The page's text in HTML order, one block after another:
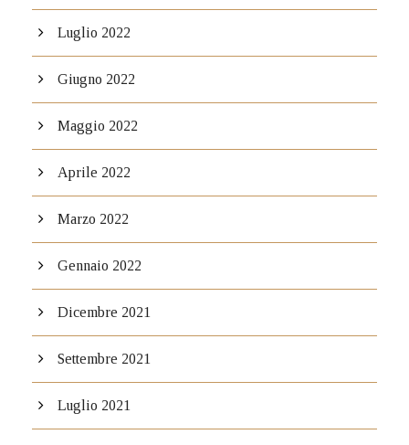
Luglio 2022
Giugno 2022
Maggio 2022
Aprile 2022
Marzo 2022
Gennaio 2022
Dicembre 2021
Settembre 2021
Luglio 2021